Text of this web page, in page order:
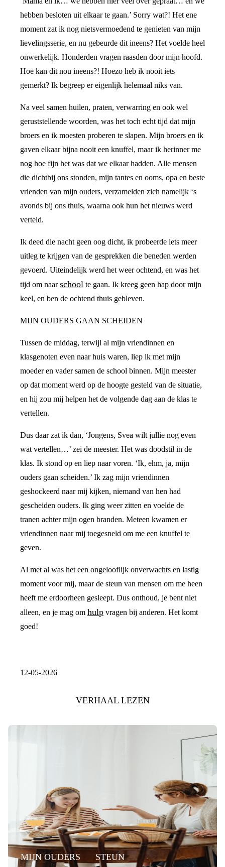
hebben besloten uit elkaar te gaan.’ Sorry wat?! Het ene
moment zat ik nog nietsvermoedend te genieten van mijn
lievelingsserie, en nu gebeurde dit ineens? Het voelde heel
onwerkelijk. Honderden vragen raasden door mijn hoofd.
Hoe kan dit nou ineens?! Hoezo heb ik nooit iets
gemerkt? Ik begreep er eigenlijk helemaal niks van.
Na veel samen huilen, praten, verwarring en ook wel
geruststellende woorden, was het toch echt tijd dat mijn
broers en ik moesten proberen te slapen. Mijn broers en ik
gaven elkaar bijna nooit een knuffel, maar ik herinner me
nog hoe fijn het was dat we elkaar hadden. Alle mensen
die dichtbij ons stonden, mijn tantes en ooms, opa en beste
vrienden van mijn ouders, verzamelden zich namelijk ‘s
avonds bij ons thuis, waarna ook hun het nieuws werd
verteld.
Ik deed die nacht geen oog dicht, ik probeerde iets meer
uitleg te krijgen van de gesprekken die beneden werden
gevoerd. Uiteindelijk werd het weer ochtend, en was het
tijd om naarschool te gaan. Ik kreeg geen hap door mijn
keel, en ben de ochtend thuis gebleven.
MIJN OUDERS GAAN SCHEIDEN
Tussen de middag, terwijl al mijn vriendinnen en
klasgenoten even naar huis waren, liep ik met mijn
moeder en vader samen de school binnen. Mijn meester
op dat moment werd op de hoogte gesteld van de situatie,
en hij zou mij helpen het de volgende dag aan de klas te
vertellen.
Dus daar zat ik dan, ‘Jongens, Svea wilt jullie nog even
wat vertellen…’ zei de meester. Het was doodstil in de
klas. Ik stond op en liep naar voren. ‘Ik, ehm, ja, mijn
ouders gaan scheiden.’ Ik zag mijn vriendinnen
geshockeerd naar mij kijken, niemand van hen had
gescheiden ouders. Ik ging weer zitten en voelde de
tranen achter mijn ogen branden. Meteen kwamen er
vriendinnen naar mij toegesneld om me een knuffel te
geven.
Al met al was het een ongelooflijk onverwachts en lastig
moment voor mij, maar de steun van mensen om me heen
heeft me erdoorheen gesleept. Dus onthoud, je bent niet
alleen, en je mag om hulp vragen bij anderen. Het komt
goed!
12-05-2026
VERHAAL LEZEN
MIJN OUDERS STEUN